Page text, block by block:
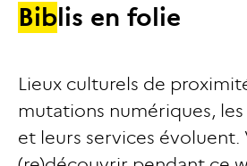
Biblis en folie
Lieux culturels de
mutations numériques,
et leurs services évoluent.